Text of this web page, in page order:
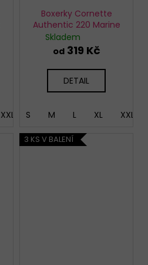
XXL XXXL 5XL
Boxerky Cornette
Authentic 220 Marine
Skladem
od319 Kč
DETAIL
S M L XL XXL
3 KS V BALENÍ